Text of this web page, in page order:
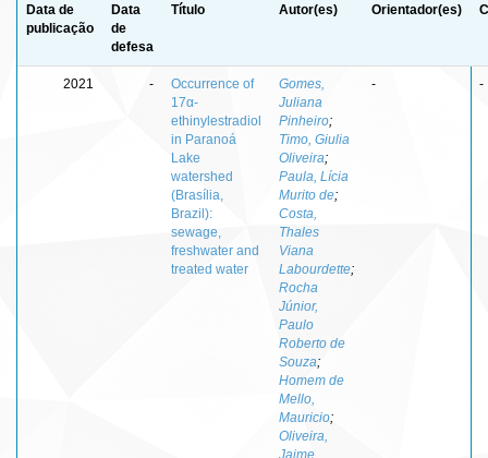
Data de
publicação
Data
de
defesa
Título Autor(es) Orientador(es)
2021 -
Occurrence of
17α-
ethinylestradiol
in Paranoá
Lake
watershed
(Brasília,
Brazil):
sewage,
freshwater and
treated water
Gomes,
Juliana
Pinheiro;
Timo, Giulia
Oliveira;
Paula, Lícia
Murito de;
Costa,
Thales
Viana
Labourdette;
Rocha
Júnior,
Paulo
Roberto de
Souza;
Homem de
Mello,
Mauricio;
Oliveira,
Jaime
- -